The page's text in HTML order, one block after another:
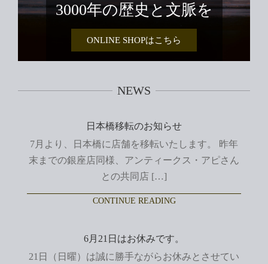
3000年の歴史と文脈を
ONLINE SHOPはこちら
NEWS
日本橋移転のお知らせ
7月より、日本橋に店舗を移転いたします。 昨年
末までの銀座店同様、アンティークス・アピさん
との共同店 […]
CONTINUE READING
6月21日はお休みです。
21日（日曜）は誠に勝手ながらお休みとさせてい